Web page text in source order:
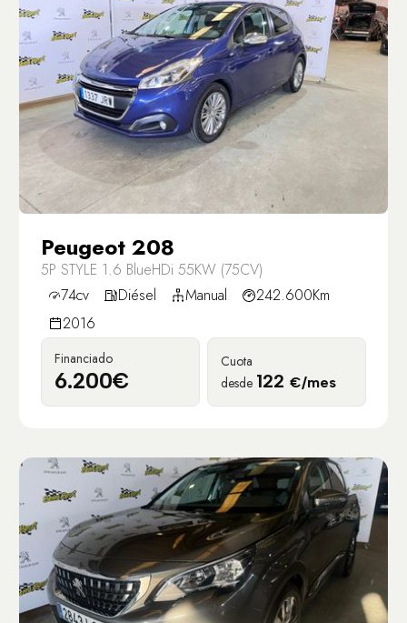
Peugeot 208
5P STYLE 1.6 BlueHDi 55KW (75CV)
74cv
Diésel Manual
242.600Km
2016
Financiado
6.200€
Cuota
desde 122 €/mes